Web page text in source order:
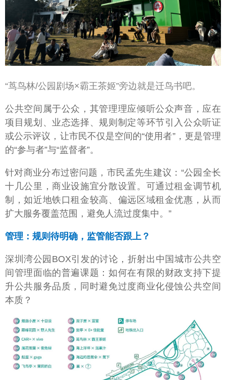
“茑鸟林/公园剧场×霸王茶姬”旁边就是迁鸟书吧。
公共空间属于公众，其管理理应倾听公众声音，应在
项目规划、业态选择、规则制定等环节引入公众听证
或公示评议，让市民不仅是空间的“使用者”，更是管理
的“参与者”与“监督者”。
针对商业分布过密问题，市民孟先生建议：“公园全长
十几公里，商业设施宜分散设置。可通过租金调节机
制，如近地铁口租金较高、偏远区域租金优惠，从而
扩大服务覆盖范围，避免人流过度集中。”
管理：规则待明确，监管能否跟上？
深圳湾公园BOX引发的讨论，折射出中国城市公共空
间管理面临的普遍课题：如何在有限的财政支持下提
升公共服务品质，同时避免过度商业化侵蚀公共空间
本质？